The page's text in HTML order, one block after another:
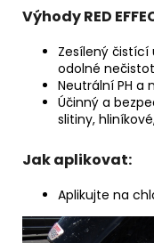
Výhody RED
Zesílený čistící
odolné
Neutrální PH a
Účinný a
slitiny,
Jak aplikovat:
Aplikujte na